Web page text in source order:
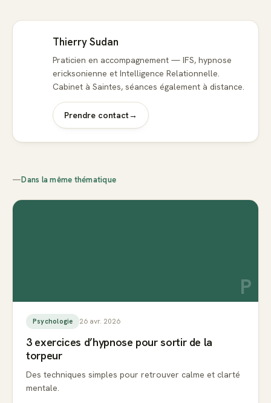
Thierry Sudan
Praticien en accompagnement — IFS, hypnose
ericksonienne et Intelligence Relationnelle.
Cabinet à Saintes, séances également à distance.
Prendre contact→
—Dans la même thématique
P
Psychologie 26 avr. 2026
3 exercices d’hypnose pour sortir de la
torpeur
Des techniques simples pour retrouver calme et clarté
mentale.